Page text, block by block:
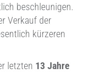
beschleunigen.
Verkauf der
kürzeren
letzten 13 Jahre